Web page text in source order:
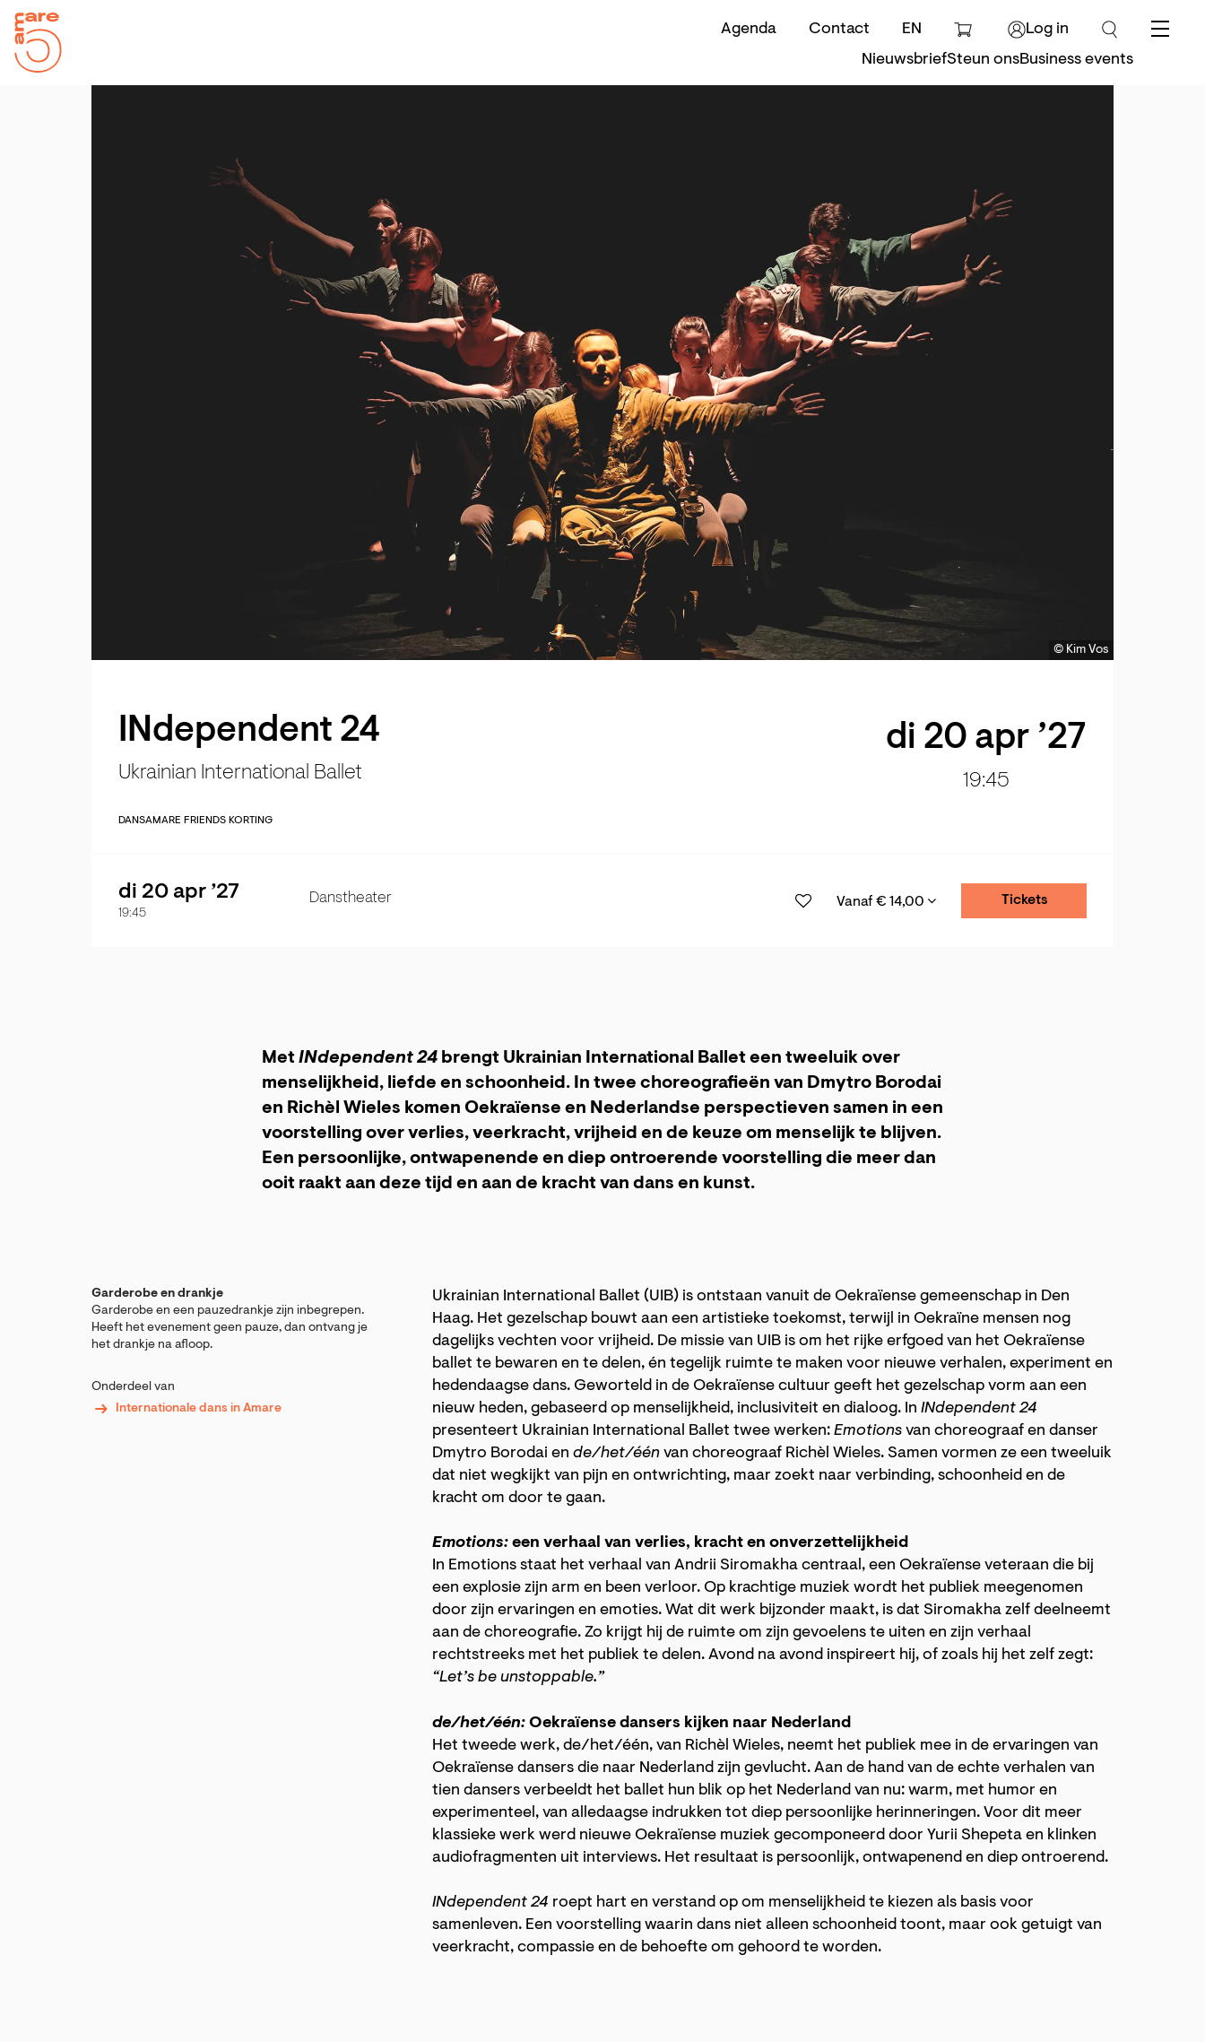
Agenda Contact EN
Log in
NieuwsbriefSteun onsBusiness events
© Kim Vos
INdependent 24
Ukrainian International Ballet
DANSAMARE FRIENDS KORTING
di 20 apr ’27
19:45
di 20 apr ’27
19:45
Danstheater Vanaf € 14,00 Tickets
Met INdependent 24 brengt Ukrainian International Ballet een tweeluik over
menselijkheid, liefde en schoonheid. In twee choreografieën van Dmytro Borodai
en Richèl Wieles komen Oekraïense en Nederlandse perspectieven samen in een
voorstelling over verlies, veerkracht, vrijheid en de keuze om menselijk te blijven.
Een persoonlijke, ontwapenende en diep ontroerende voorstelling die meer dan
ooit raakt aan deze tijd en aan de kracht van dans en kunst.
Ukrainian International Ballet (UIB) is ontstaan vanuit de Oekraïense gemeenschap in Den
Haag. Het gezelschap bouwt aan een artistieke toekomst, terwijl in Oekraïne mensen nog
dagelijks vechten voor vrijheid. De missie van UIB is om het rijke erfgoed van het Oekraïense
ballet te bewaren en te delen, én tegelijk ruimte te maken voor nieuwe verhalen, experiment en
hedendaagse dans. Geworteld in de Oekraïense cultuur geeft het gezelschap vorm aan een
nieuw heden, gebaseerd op menselijkheid, inclusiviteit en dialoog. In INdependent 24
presenteert Ukrainian International Ballet twee werken: Emotionsvan choreograaf en danser
Dmytro Borodai en de/het/één van choreograaf Richèl Wieles. Samen vormen ze een tweeluik
dat niet wegkijkt van pijn en ontwrichting, maar zoekt naar verbinding, schoonheid en de
kracht om door te gaan.
Emotions: een verhaal van verlies, kracht en onverzettelijkheid
In Emotions staat het verhaal van Andrii Siromakha centraal, een Oekraïense veteraan die bij
een explosie zijn arm en been verloor. Op krachtige muziek wordt het publiek meegenomen
door zijn ervaringen en emoties. Wat dit werk bijzonder maakt, is dat Siromakha zelf deelneemt
aan de choreografie. Zo krijgt hij de ruimte om zijn gevoelens te uiten en zijn verhaal
rechtstreeks met het publiek te delen. Avond na avond inspireert hij, of zoals hij het zelf zegt:
“Let’s be unstoppable.”
de/het/één: Oekraïense dansers kijken naar Nederland
Het tweede werk, de/het/één, van Richèl Wieles, neemt het publiek mee in de ervaringen van
Oekraïense dansers die naar Nederland zijn gevlucht. Aan de hand van de echte verhalen van
tien dansers verbeeldt het ballet hun blik op het Nederland van nu: warm, met humor en
experimenteel, van alledaagse indrukken tot diep persoonlijke herinneringen. Voor dit meer
klassieke werk werd nieuwe Oekraïense muziek gecomponeerd door Yurii Shepeta en klinken
audiofragmenten uit interviews. Het resultaat is persoonlijk, ontwapenend en diep ontroerend.
INdependent 24 roept hart en verstand op om menselijkheid te kiezen als basis voor
samenleven. Een voorstelling waarin dans niet alleen schoonheid toont, maar ook getuigt van
veerkracht, compassie en de behoefte om gehoord te worden.
Garderobe en drankje
Garderobe en een pauzedrankje zijn inbegrepen.
Heeft het evenement geen pauze, dan ontvang je
het drankje na afloop.
Onderdeel van
Internationale dans in Amare